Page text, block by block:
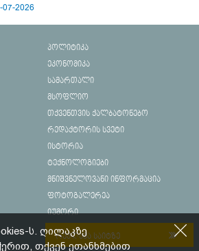
07-2026
პოლიტიკა
ეკონომიკა
სამართალი
მსოფლიო
თქვენთვის ქალბატონებო
რედაქტორის სვეტი
ისტორია
ტექნოლოგიები
მნიშვნელოვანი ინფორმაცია
ფოტოგალერეა
იუმორი
რეკლამა საიტზე
ს. ღილაკზე
თქვენ ეთანხმებით